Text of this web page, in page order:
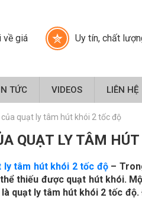
về giá Uy tín, chất
TỨC VIDEOS LIÊN HỆ
của quạt ly tâm hút khói 2 tốc độ
QUẠT LY TÂM
ly tâm hút khói 2 tốc độ–
thiếu được quạt hút khói.
quạt ly tâm hút khói 2 tốc